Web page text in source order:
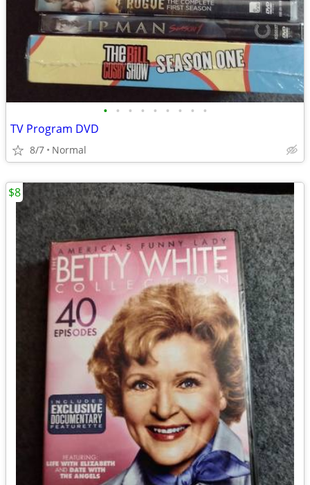
• • • • • • • • •
TV Program DVD
8/7 Normal
$8